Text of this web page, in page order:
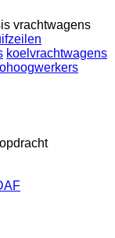
vrachtwagens
koelvrachtwagens